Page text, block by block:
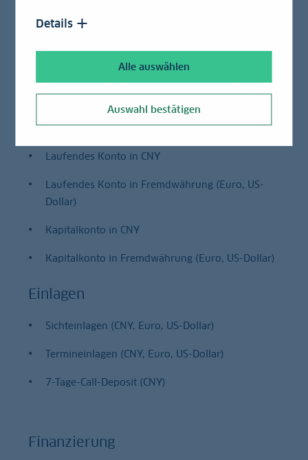
Dienstleistungen für passgenaue Lösungen an.
Unser Leistungsangebot
Konten
Laufendes Konto in CNY
Laufendes Konto in Fremdwährung (Euro, US-
Dollar)
Kapitalkonto in CNY
Kapitalkonto in Fremdwährung (Euro, US-Dollar)
Einlagen
Sichteinlagen (CNY, Euro, US-Dollar)
Termineinlagen (CNY, Euro, US-Dollar)
7-Tage-Call-Deposit (CNY)
Finanzierung
Details
Alle auswählen
Auswahl bestätigen